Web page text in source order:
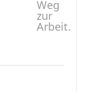
Weg
zur
Arbeit.